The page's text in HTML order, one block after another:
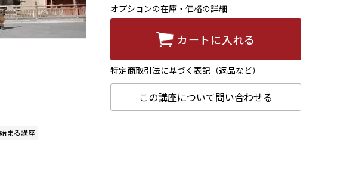
まる講座
オプションの在庫・価格の詳細
カートに入れる
特定商取引法に基づく表記（返品など）
この講座について問い合わせる